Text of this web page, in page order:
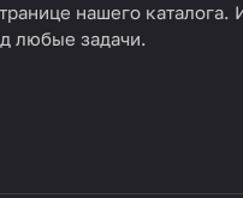
нашего
любые задачи.